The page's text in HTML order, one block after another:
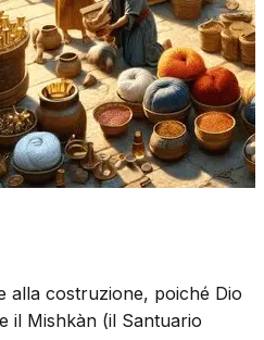
alla costruzione, poiché Dio
il Mishkàn (il Santuario